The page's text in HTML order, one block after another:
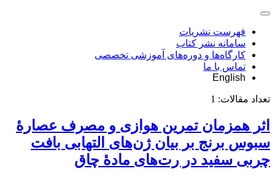
فهرست نشریات
سامانه نشر کتاب
کارگاه‌ها و دوره‌های آموزشی تخصصی
تماس با ما
English
تعداد مقالات: 1
اثر همزمان تمرین هوازی و مصرف عصارۀ
سبوس برنج بر بیان ژن‌های التهابی بافت
چربی سفید در رت‌های مادۀ چاق